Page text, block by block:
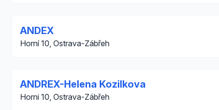
ANDEX
Horní 10, Ostrava-Zábřeh
ANDREX-Helena Kozilkova
Horni 10, Ostrava-Zábřeh